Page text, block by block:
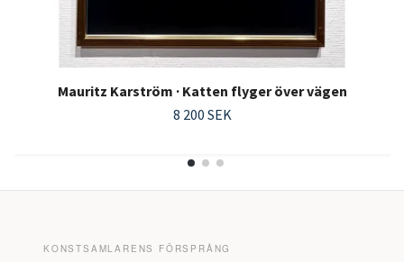
Mauritz Karström · Katten flyger över vägen
8 200 SEK
KONSTSAMLARENS FÖRSPRÅNG